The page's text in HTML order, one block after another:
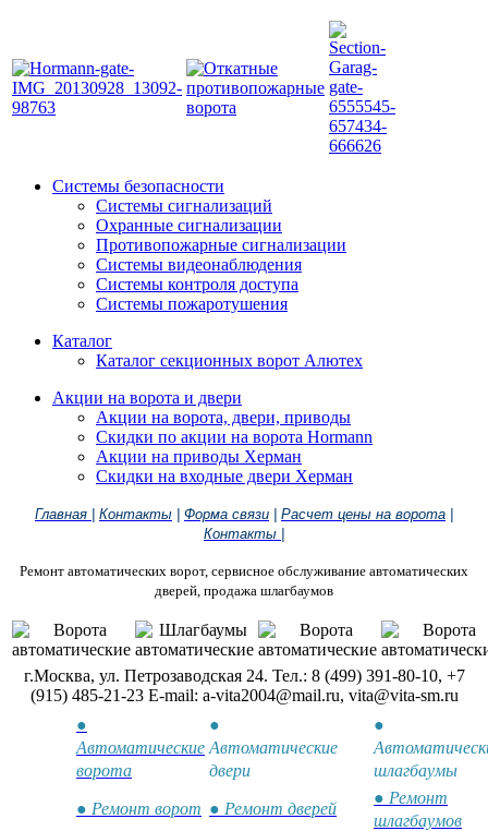
Системы безопасности
Системы сигнализаций
Охранные сигнализации
Противопожарные сигнализации
Системы видеонаблюдения
Системы контроля доступа
Системы пожаротушения
Каталог
Каталог секционных ворот Алютех
Акции на ворота и двери
Акции на ворота, двери, приводы
Скидки по акции на ворота Hormann
Акции на приводы Херман
Скидки на входные двери Херман
Главная | Контакты | Форма связи | Расчет цены на ворота |
Контакты |
Ремонт автоматических ворот, сервисное обслуживание автоматических
дверей, продажа шлагбаумов
г.Москва, ул. Петрозаводская 24. Тел.: 8 (499) 391-80-10, +7
(915) 485-21-23 E-mail: a-vita2004@mail.ru, vita@vita-sm.ru
●
Автоматические
ворота
●
Автоматические
двери
●
шлагбаумы
● Ремонт ворот ● Ремонт дверей
● Ремонт
шлагбаумов